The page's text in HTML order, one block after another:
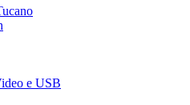
e USB